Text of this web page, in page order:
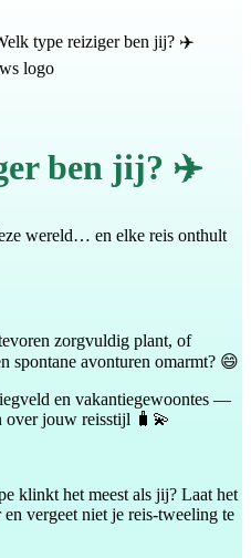
ben jij? ✈️
wereld… en elke reis onthult
zorgvuldig plant, of
spontane avonturen omarmt? 😄
en vakantiegewoontes —
over jouw reisstijl 🧳💫
klinkt het meest als jij? Laat het
vergeet niet je reis-tweeling te